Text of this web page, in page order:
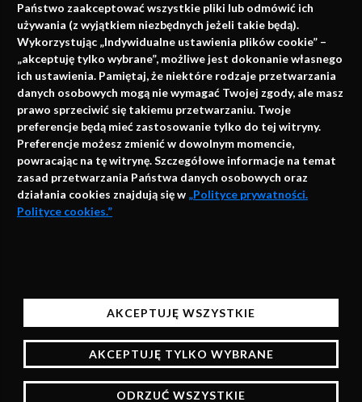
Państwo zaakceptować wszystkie pliki lub odmówić ich
używania (z wyjątkiem niezbędnych jeżeli takie będą).
Wykorzystując „Indywidualne ustawienia plików cookie” –
„akceptuję tylko wybrane”, możliwe jest dokonanie własnego
ich ustawienia. Pamiętaj, że niektóre rodzaje przetwarzania
danych osobowych mogą nie wymagać Twojej zgody, ale masz
prawo sprzeciwić się takiemu przetwarzaniu. Twoje
preferencje będą mieć zastosowanie tylko do tej witryny.
Preferencje możesz zmienić w dowolnym momencie,
powracając na tę witrynę. Szczegółowe informacje na temat
zasad przetwarzania Państwa danych osobowych oraz
działania cookies znajdują się w „Polityce prywatności.
Polityce cookies.”
AKCEPTUJĘ WSZYSTKIE
AKCEPTUJĘ TYLKO WYBRANE
ODRZUĆ WSZYSTKIE
Napisz do nas
info@faktymedyczne.pl
ul. Towarowa 2
43-460 Wisła
Redakcja medyczna:
ul. Wolności 338b
61-312 Poznań
Wsparcie:
automatycznego przechowywania danych do celów
statystycznych, realizacji usług i reklamowych.
Korzystając z naszych stron bez zmiany ustawień
przeglądarki będą one zapisane w pamięci urządzenia,
więcej informacji na temat zarządzania plikami
cookies znajdziesz w Polityce prywatności.